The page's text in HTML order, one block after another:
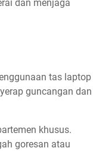
dan menjaga
tas laptop
guncangan dan
khusus.
goresan atau